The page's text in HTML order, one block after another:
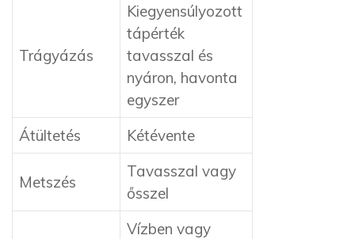
Trágyázás
Kiegyensúlyozott
tápérték
tavasszal és
nyáron, havonta
egyszer
Átültetés
Kétévente
Metszés
Tavasszal vagy
ősszel
Vízben vagy